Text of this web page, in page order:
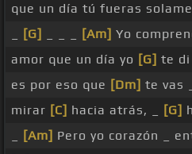
que un día tú fueras
[G] [Am] Yo
amor que un día yo [G] te
es por eso que [Dm] te vas
mirar [C] hacia atrás, _ [G]
[Am] Pero yo corazón _